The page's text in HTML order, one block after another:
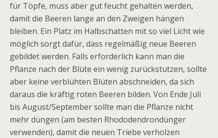
für Töpfe, muss aber gut feucht gehalten werden,
damit die Beeren lange an den Zweigen hängen
bleiben. Ein Platz im Halbschatten mit so viel Licht wie
möglich sorgt dafür, dass regelmäßig neue Beeren
gebildet werden. Falls erforderlich kann man die
Pflanze nach der Blüte ein wenig zurückstutzen, sollte
aber keine verblühten Blüten abschneiden, da sich
daraus die kräftig roten Beeren bilden. Von Ende Juli
bis August/September sollte man die Pflanze nicht
mehr düngen (am besten Rhododendrondünger
verwenden), damit die neuen Triebe verholzen